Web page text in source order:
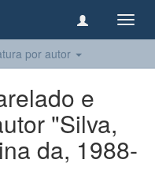
por autor
e
"Silva,
da, 1988-